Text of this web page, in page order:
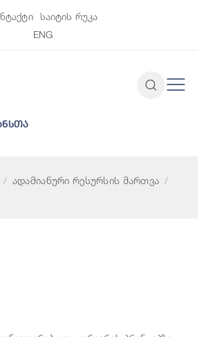
საიტის რუკა
ENG
ადამიანური რესურსის მართვა